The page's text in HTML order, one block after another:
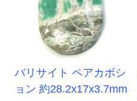
バリサイト ペアカボシ
ョン 約28.2x17x3.7mm